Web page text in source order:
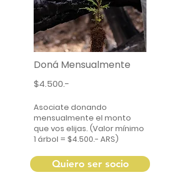
Doná Mensualmente
$4.500.-
Asociate donando
mensualmente el monto
que vos elijas. (Valor mínimo
1 árbol = $4.500.- ARS)
Quiero ser socio